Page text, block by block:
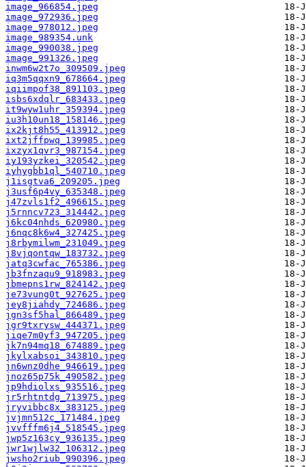
image_966854.jpeg
image_972936.jpeg
image_978012.jpeg
image_989354.unk
image_990038.jpeg
image_991326.jpeg
inwm6w2t7o_309509.jpeg
iq3m5qqxn9_678664.jpeg
iqiimpof38_891103.jpeg
isbs6xdqlr_683433.jpeg
it9wyw1uhr_359394.jpeg
iu3h10un18_158146.jpeg
ix2kjt8h55_413912.jpeg
ixt2jffpwq_139985.jpeg
ixzyx1qvr3_987154.jpeg
iy193yzkei_320542.jpeg
iyhygbb1ql_540710.jpeg
j1isgtva6_209205.jpeg
j3usf6p4vy_635348.jpeg
j47zvls1f2_496615.jpeg
j5rnncv723_314442.jpeg
j6kc04nhds_620980.jpeg
j6nqc8k6w4_327425.jpeg
j8rbymilwm_231049.jpeg
j8vjqontqw_183732.jpeg
jatq3cwfac_765386.jpeg
jb3fnzaqu9_918983.jpeg
jbmepns1rw_824142.jpeg
je73vung0t_927625.jpeg
jey8jiahdy_724686.jpeg
jgn3sf5hal_866489.jpeg
jgr9txrysw_444371.jpeg
jiqe7m0yf3_947205.jpeg
jk7n94mq18_674889.jpeg
jkylxabsoi_343810.jpeg
jn6wnz0dhe_946619.jpeg
jnoz65p75k_490582.jpeg
jp9hdiolxs_935516.jpeg
jr5rhtntdg_713975.jpeg
jryvibbc8x_383125.jpeg
jvjmn512c_171484.jpeg
jvvfffm6j4_518545.jpeg
jwp5z163cy_936135.jpeg
jwr1wjlw32_106312.jpeg
jwsho2riub_990396.jpeg